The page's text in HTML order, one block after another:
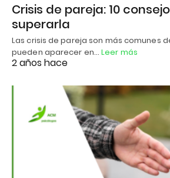
Crisis de pareja: 10
superarla
Las crisis de pareja son más comunes
pueden aparecer en… Leer más
2 años hace